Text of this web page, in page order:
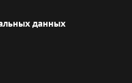
данных